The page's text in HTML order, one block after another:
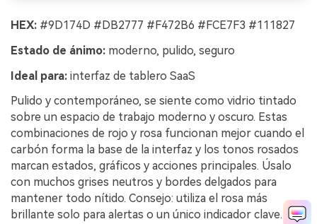
HEX: #9D174D #DB2777 #F472B6 #FCE7F3 #111827
Estado de ánimo: moderno, pulido, seguro
Ideal para: interfaz de tablero SaaS
Pulido y contemporáneo, se siente como vidrio tintado
sobre un espacio de trabajo moderno y oscuro. Estas
combinaciones de rojo y rosa funcionan mejor cuando el
carbón forma la base de la interfaz y los tonos rosados
marcan estados, gráficos y acciones principales. Úsalo
con muchos grises neutros y bordes delgados para
mantener todo nítido. Consejo: utiliza el rosa más
brillante solo para alertas o un único indicador clave.